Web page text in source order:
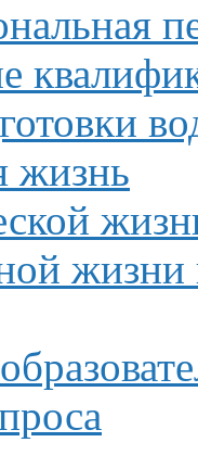
жизнь
жизни